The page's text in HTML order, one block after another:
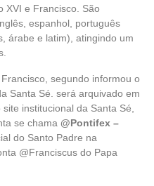
XVI e Francisco. São
espanhol, português
árabe e latim), atingindo um
segundo informou o
Santa Sé. será arquivado em
institucional da Santa Sé,
se chama @Pontifex –
do Santo Padre na
@Franciscus do Papa